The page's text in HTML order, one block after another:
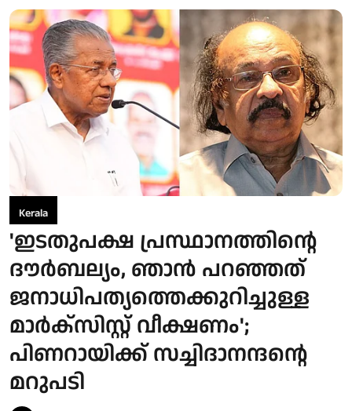
Kerala
'ഇടതുപക്ഷ പ്രസ്ഥാനത്തിന്റെ
ദൗര്‍ബല്യം, ഞാന്‍ പറഞ്ഞത്
ജനാധിപത്യത്തെക്കുറിച്ചുള്ള
മാര്‍ക്‌സിസ്റ്റ് വീക്ഷണം';
പിണറായിക്ക് സച്ചിദാനന്ദന്റെ
മറുപടി